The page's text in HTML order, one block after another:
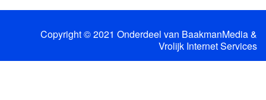
Copyright © 2021 Onderdeel van BaakmanMedia&
Vrolijk Internet Services